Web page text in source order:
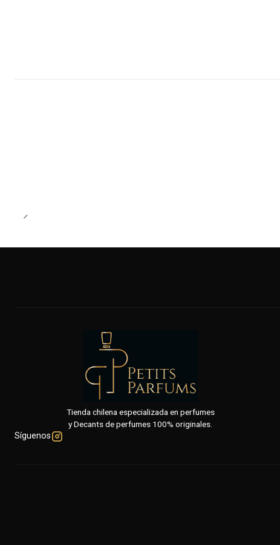
Tienda chilena especializada en perfumes
y Decants de perfumes 100% originales.
Síguenos